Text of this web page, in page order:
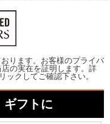
ります。お客様のプライバ
の実在を証明します。詳
ックしてご確認下さい。
ギフトに